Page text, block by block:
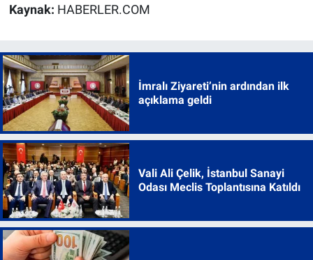
Kaynak: HABERLER.COM
İmralı Ziyareti’nin ardından ilk
açıklama geldi
Vali Ali Çelik, İstanbul Sanayi
Odası Meclis Toplantısına Katıldı